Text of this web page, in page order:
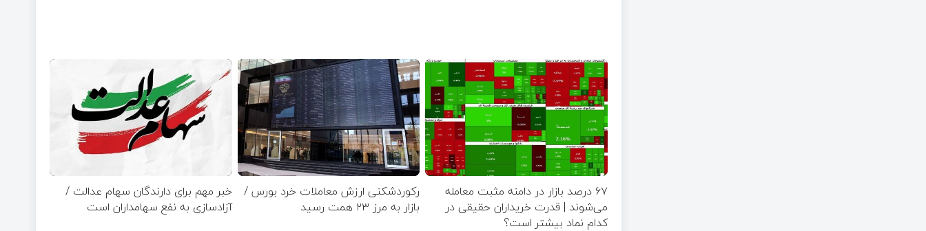
۶۷ درصد بازار در دامنه مثبت معامله
می‌شوند | قدرت خریداران حقیقی در
کدام نماد بیشتر است؟
رکوردشکنی ارزش معاملات خرد بورس /
بازار به مرز ۲۳ همت رسید
خبر مهم برای دارندگان سهام عدالت /
آزادسازی به نفع سهامداران است